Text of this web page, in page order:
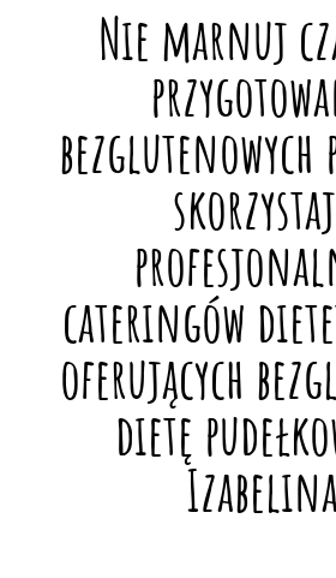
Nie marnuj
bezglutenowych
cateringów
oferujących
dietę